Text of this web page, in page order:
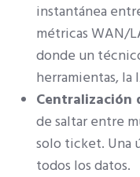
instantánea
métricas WAN/
donde un
herramientas, la
Centralización
de saltar entre
solo ticket. Una
todos los datos.